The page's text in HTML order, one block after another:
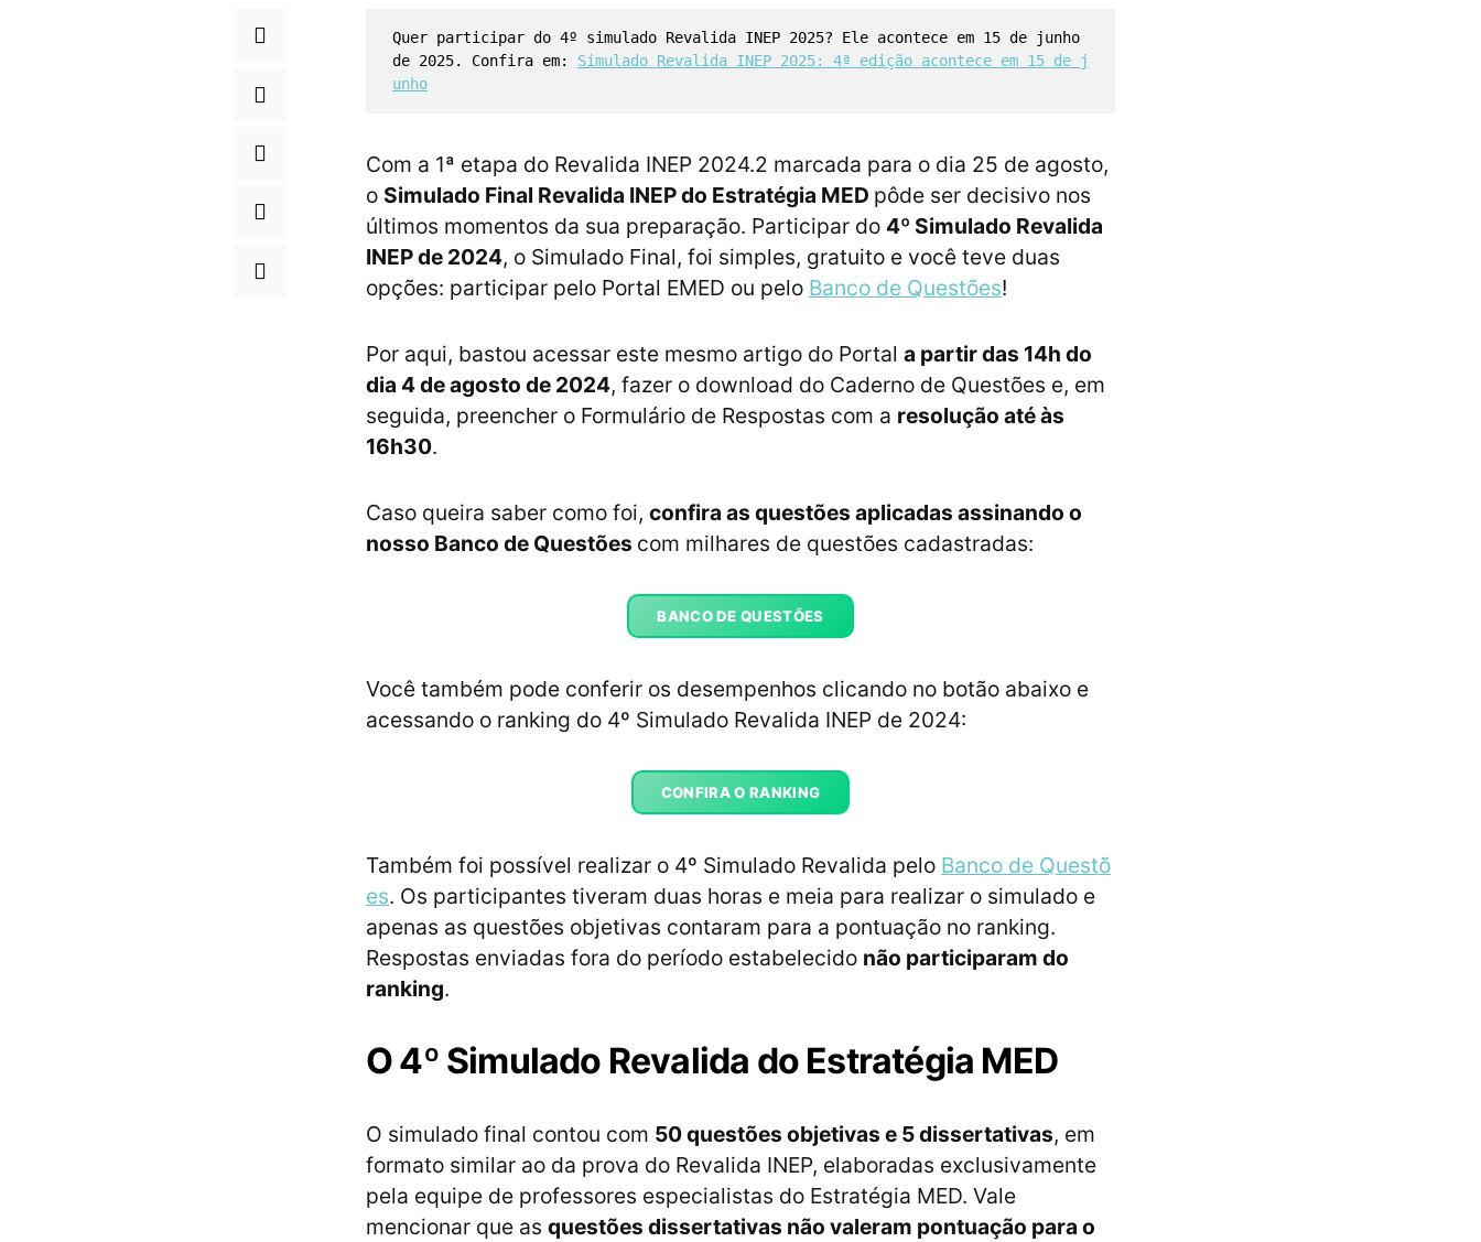
Quer participar do 4º simulado Revalida INEP 2025? Ele acontece em 15 de junho
de 2025. Confira em: Simulado Revalida INEP 2025: 4ª edição acontece em 15 de j
unho
Com a 1ª etapa do Revalida INEP 2024.2 marcada para o dia 25 de agosto,
o Simulado Final Revalida INEP do Estratégia MED pôde ser decisivo nos
últimos momentos da sua preparação. Participar do 4º Simulado Revalida
INEP de 2024, o Simulado Final, foi simples, gratuito e você teve duas
opções: participar pelo Portal EMED ou pelo Banco de Questões!
Por aqui, bastou acessar este mesmo artigo do Portal a partir das 14h do
dia 4 de agosto de 2024, fazer o download do Caderno de Questões e, em
seguida, preencher o Formulário de Respostas com a resolução até às
16h30.
Caso queira saber como foi, confira as questões aplicadas assinando o
nosso Banco de Questões com milhares de questões cadastradas:
BANCO DE QUESTÕES
Você também pode conferir os desempenhos clicando no botão abaixo e
acessando o ranking do 4º Simulado Revalida INEP de 2024:
CONFIRA O RANKING
Também foi possível realizar o 4º Simulado Revalida pelo Banco de Questõ
es. Os participantes tiveram duas horas e meia para realizar o simulado e
apenas as questões objetivas contaram para a pontuação no ranking.
Respostas enviadas fora do período estabelecido não participaram do
ranking.
O 4º Simulado Revalida do Estratégia MED
O simulado final contou com 50 questões objetivas e 5 dissertativas, em
formato similar ao da prova do Revalida INEP, elaboradas exclusivamente
pela equipe de professores especialistas do Estratégia MED. Vale
mencionar que as questões dissertativas não valeram pontuação para o